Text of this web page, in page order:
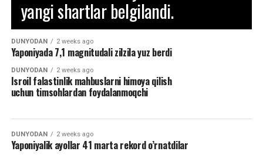
yangi shartlar belgilandi.
DUNYODAN 2 weeks ago
Yaponiyada 7,1 magnitudali zilzila yuz berdi
DUNYODAN 2 weeks ago
Isroil falastinlik mahbuslarni himoya qilish
uchun timsohlardan foydalanmoqchi
DUNYODAN 2 weeks ago
Yaponiyalik ayollar 41 marta rekord o’rnatdilar